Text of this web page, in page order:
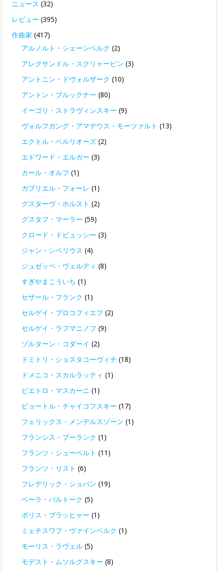
ニュース (32)
レビュー (395)
作曲家 (417)
アルノルト・シェーンベルク (2)
アレクサンドル・スクリャービン (3)
アントニン・ドヴォルザーク (10)
アントン・ブルックナー (80)
イーゴリ・ストラヴィンスキー (9)
ヴォルフガング・アマデウス・モーツァルト (13)
エクトル・ベルリオーズ (2)
エドワード・エルガー (3)
カール・オルフ (1)
ガブリエル・フォーレ (1)
グスターヴ・ホルスト (2)
グスタフ・マーラー (59)
クロード・ドビュッシー (3)
ジャン・シベリウス (4)
ジュゼッペ・ヴェルディ (8)
すぎやまこういち (1)
セザール・フランク (1)
セルゲイ・プロコフィエフ (2)
セルゲイ・ラフマニノフ (9)
ゾルターン・コダーイ (2)
ドミトリ・ショスタコーヴィチ (18)
ドメニコ・スカルラッティ (1)
ピエトロ・マスカーニ (1)
ピョートル・チャイコフスキー (17)
フェリックス・メンデルスゾーン (1)
フランシス・プーランク (1)
フランツ・シューベルト (11)
フランツ・リスト (6)
フレデリック・ショパン (19)
ベーラ・バルトーク (5)
ボリス・ブラッヒャー (1)
ミェチスワフ・ヴァインベルク (1)
モーリス・ラヴェル (5)
モデスト・ムソルグスキー (8)